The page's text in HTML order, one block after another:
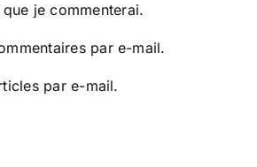
je commenterai.
par e-mail.
par e-mail.